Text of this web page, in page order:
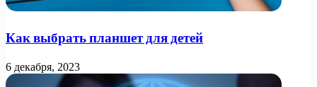
Как выбрать планшет для детей
6 декабря, 2023